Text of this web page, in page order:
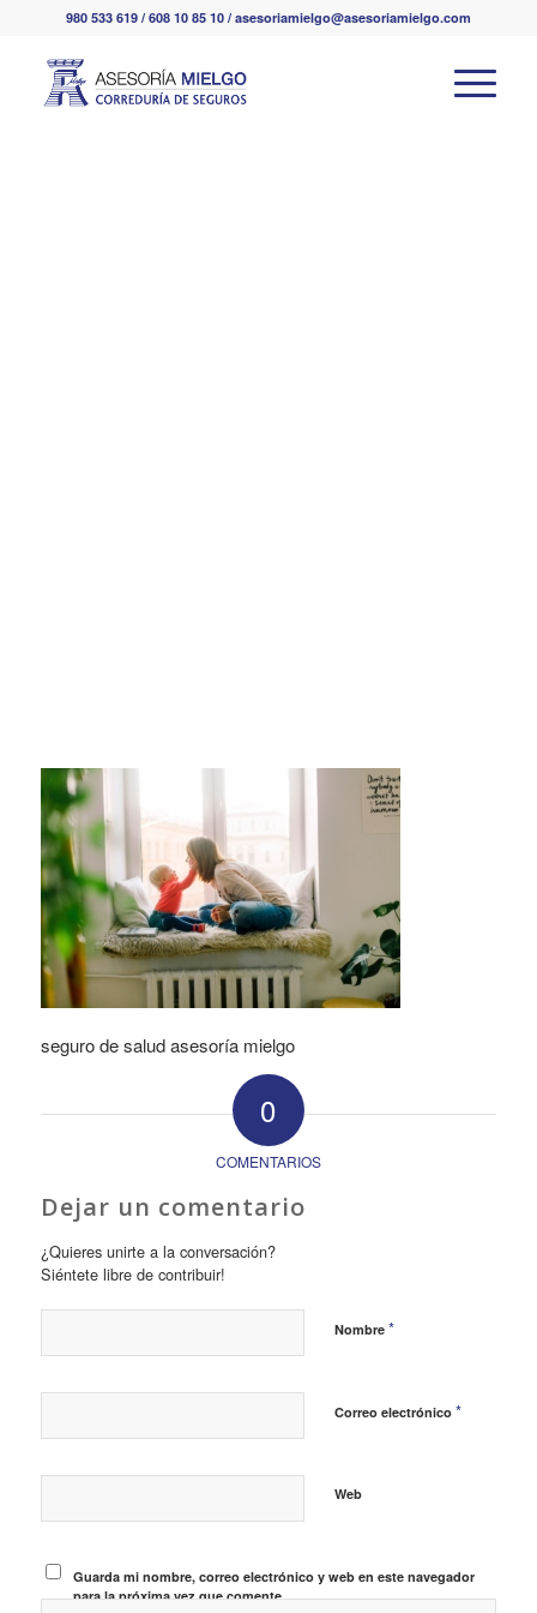
980 533 619 / 608 10 85 10 / asesoriamielgo@asesoriamielgo.com
seguro de salud asesoría mielgo
0
COMENTARIOS
Dejar un comentario
¿Quieres unirte a la conversación?
Siéntete libre de contribuir!
Nombre *
Correo electrónico *
Web
Guarda mi nombre, correo electrónico y web en este navegador
para la próxima vez que comente.